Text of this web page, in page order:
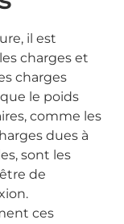
il est
charges et
charges
le poids
comme les
dues à
sont les
de
ces